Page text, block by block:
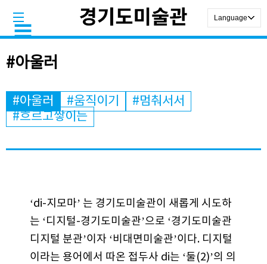
#아울러
#아울러 #움직이기
#멈춰서서
#흐르고쌓이는
‘di-지모마’ 는 경기도미술관이 새롭게 시도하
는 ‘디지털-경기도미술관’으로 ‘경기도미술관
디지털 분관’이자 ‘비대면미술관’이다. 디지털
이라는 용어에서 따온 접두사 di는 ‘둘(2)’의 의